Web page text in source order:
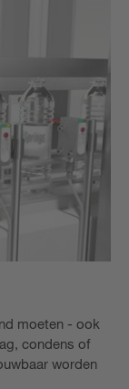
moeten - ook
condens of
worden